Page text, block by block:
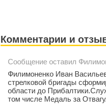
Комментарии и
Сообщение оставил
Филимоненко Иван
стрелковой бригады
области до
том числе Медаль за